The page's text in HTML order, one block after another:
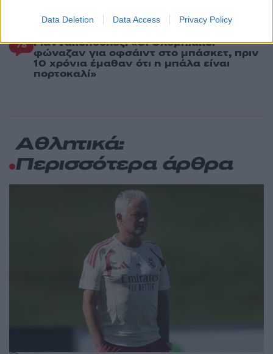
Data Deletion Data Access Privacy Policy
Από τα διοικητικά της ΑΕΚ στην πολιτική
σκηνή
78 Γιαννακόπουλος: «Οι Ολυμπιακοί
φώναζαν για οφσάιντ στο μπάσκετ, πριν
10 χρόνια έμαθαν ότι η μπάλα είναι
πορτοκαλί»
Αθλητικά:
Περισσότερα άρθρα